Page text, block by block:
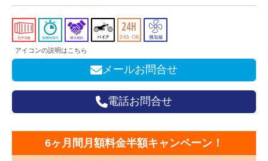
アイコンの説明はこちら
メールお問合せ
電話お問合せ
6ヶ月間月額料金半額キャンペーン！